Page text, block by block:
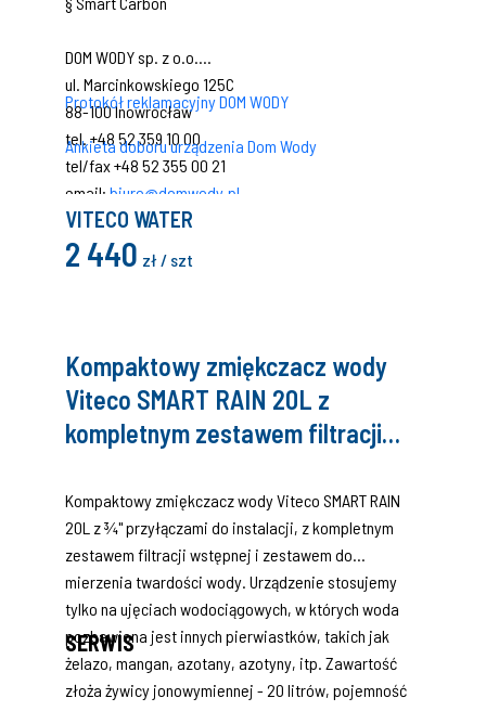
DOM WODY sp. z o.o.
ul. Marcinkowskiego 125C
88-100 Inowrocław
tel. +48 52 359 10 00
tel/fax +48 52 355 00 21
email: biuro@domwody.pl
Protokół reklamacyjny DOM WODY
Ankieta doboru urządzenia Dom Wody
VITECO WATER
2 440 zł / szt
Kompaktowy zmiękczacz wody
Viteco SMART RAIN 20L z
kompletnym zestawem filtracji
twardości wody
Kompaktowy zmiękczacz wody Viteco SMART RAIN
20L z ¾" przyłączami do instalacji, z kompletnym
zestawem filtracji wstępnej i zestawem do
mierzenia twardości wody. Urządzenie stosujemy
tylko na ujęciach wodociągowych, w których woda
pozbawiona jest innych pierwiastków, takich jak
żelazo, mangan, azotany, azotyny, itp. Zawartość
złoża żywicy jonowymiennej - 20 litrów, pojemność
SERWIS